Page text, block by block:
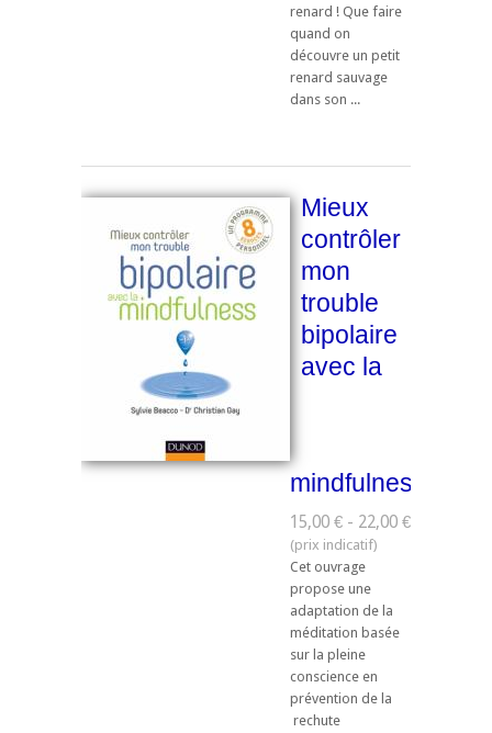
renard ! Que faire
quand on
découvre un petit
renard sauvage
dans son ...
Mieux
contrôler
mon
trouble
bipolaire
avec la
mindfulness
15,00 € - 22,00 €
Cet ouvrage
propose une
adaptation de la
méditation basée
sur la pleine
conscience en
prévention de la
rechute